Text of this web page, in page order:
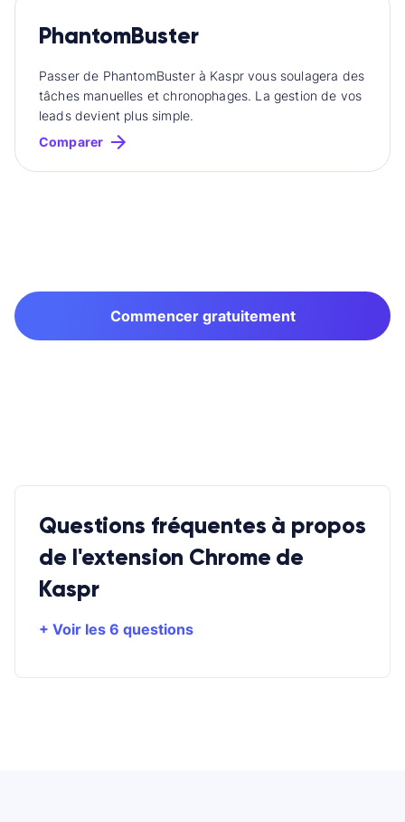
PhantomBuster
Passer de PhantomBuster à Kaspr vous soulagera des
tâches manuelles et chronophages. La gestion de vos
leads devient plus simple.
Comparer
Commencer gratuitement
Questions fréquentes à propos
de l'extension Chrome de
Kaspr
+ Voir les 6 questions